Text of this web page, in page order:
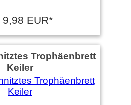
9,98 EUR*
Trophäenbrett
Keiler